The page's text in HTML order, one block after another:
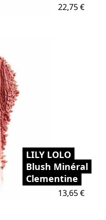
Prix
22,75 €
LILY LOLO
Blush Minéral
Clementine
Prix
13,65 €